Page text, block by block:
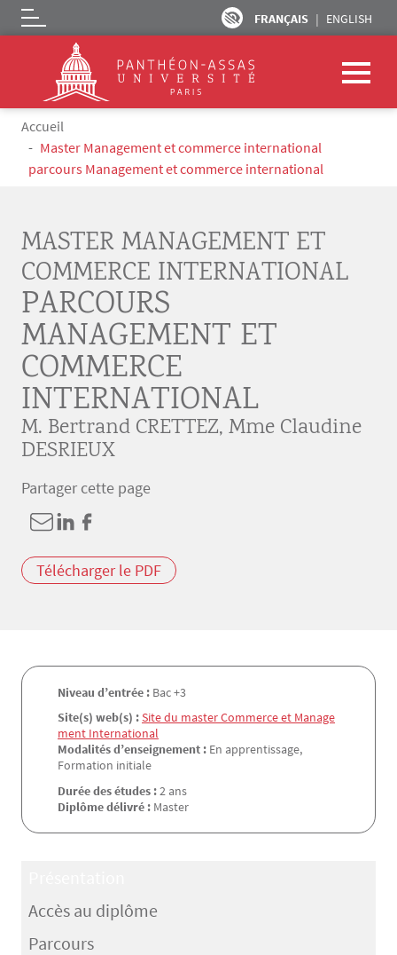
Aller au contenu principal
FRANÇAIS ENGLISH
Logo
Fil d'Ariane
Accueil
Master Management et commerce international
parcours Management et commerce international
MASTER MANAGEMENT ET
COMMERCE INTERNATIONAL
PARCOURS
MANAGEMENT ET
COMMERCE
INTERNATIONAL
M. Bertrand CRETTEZ, Mme Claudine
DESRIEUX
Partager cette page
Télécharger le PDF
Niveau d’entrée : Bac +3
Site(s) web(s) :Site du master Commerce et Manage
ment International
Modalités d’enseignement : En apprentissage,
Formation initiale
Durée des études :2 ans
Diplôme délivré : Master
Accès au diplôme
Parcours